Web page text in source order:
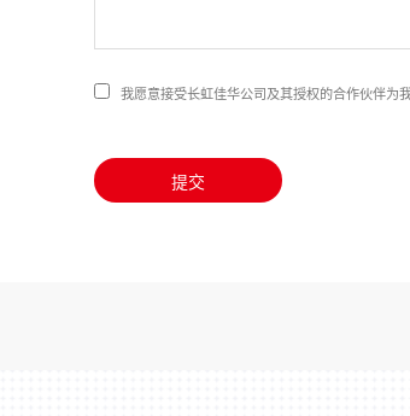
我愿意接受长虹佳华公司及其授权的合作伙伴为
提交